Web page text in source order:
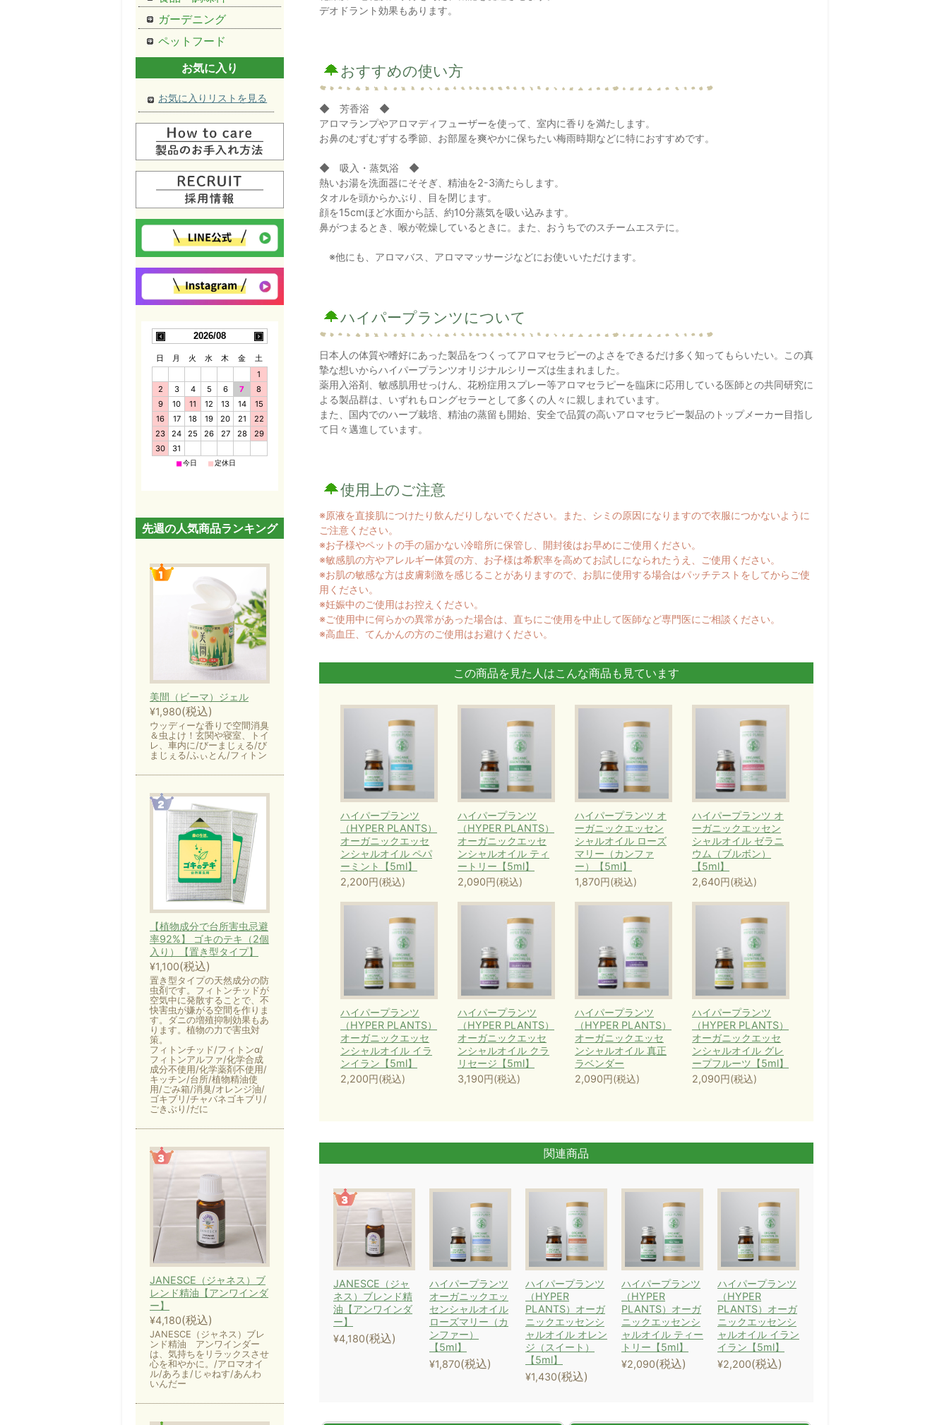
デオドラント効果もあります。
おすすめの使い方
◆ 芳香浴 ◆
アロマランプやアロマディフューザーを使って、室内に香りを満たします。
お鼻のむずむずする季節、お部屋を爽やかに保ちたい梅雨時期などに特におすすめです。
◆ 吸入・蒸気浴 ◆
熱いお湯を洗面器にそそぎ、精油を2-3滴たらします。
タオルを頭からかぶり、目を閉じます。
顔を15cmほど水面から話、約10分蒸気を吸い込みます。
鼻がつまるとき、喉が乾燥しているときに。また、おうちでのスチームエステに。
※他にも、アロマバス、アロママッサージなどにお使いいただけます。
ハイパープランツについて
日本人の体質や嗜好にあった製品をつくってアロマセラピーのよさをできるだけ多く知ってもらいたい。この真
摯な想いからハイパープランツオリジナルシリーズは生まれました。
薬用入浴剤、敏感肌用せっけん、花粉症用スプレー等アロマセラピーを臨床に応用している医師との共同研究に
よる製品群は、いずれもロングセラーとして多くの人々に親しまれています。
また、国内でのハーブ栽培、精油の蒸留も開始、安全で品質の高いアロマセラピー製品のトップメーカー目指し
て日々邁進しています。
使用上のご注意
※原液を直接肌につけたり飲んだりしないでください。また、シミの原因になりますので衣服につかないように
ご注意ください。
※お子様やペットの手の届かない冷暗所に保管し、開封後はお早めにご使用ください。
※敏感肌の方やアレルギー体質の方、お子様は希釈率を高めてお試しになられたうえ、ご使用ください。
※お肌の敏感な方は皮膚刺激を感じることがありますので、お肌に使用する場合はパッチテストをしてからご使
用ください。
※妊娠中のご使用はお控えください。
※ご使用中に何らかの異常があった場合は、直ちにご使用を中止して医師など専門医にご相談ください。
※高血圧、てんかんの方のご使用はお避けください。
この商品を見た人はこんな商品も見ています
ハイパープランツ
（HYPER PLANTS）
オーガニックエッセ
ンシャルオイル ペパ
ーミント【5ml】
2,200円(税込)
ハイパープランツ
（HYPER PLANTS）
オーガニックエッセ
ンシャルオイル ティ
ートリー【5ml】
2,090円(税込)
ハイパープランツ オ
ーガニックエッセン
シャルオイル ローズ
マリー（カンファ
ー）【5ml】
1,870円(税込)
ハイパープランツ オ
ーガニックエッセン
シャルオイル ゼラニ
ウム（ブルボン）
【5ml】
2,640円(税込)
ハイパープランツ
（HYPER PLANTS）
オーガニックエッセ
ンシャルオイル イラ
ンイラン【5ml】
2,200円(税込)
ハイパープランツ
（HYPER PLANTS）
オーガニックエッセ
ンシャルオイル クラ
リセージ【5ml】
3,190円(税込)
ハイパープランツ
（HYPER PLANTS）
オーガニックエッセ
ンシャルオイル 真正
ラベンダー
2,090円(税込)
ハイパープランツ
（HYPER PLANTS）
オーガニックエッセ
ンシャルオイル グレ
ープフルーツ【5ml】
2,090円(税込)
関連商品
JANESCE（ジャ
ネス）ブレンド精
油【アンワインダ
ー】
¥4,180(税込)
ハイパープランツ
オーガニックエッ
センシャルオイル
ローズマリー（カ
ンファー）
【5ml】
¥1,870(税込)
ハイパープランツ
（HYPER
PLANTS）オーガ
ニックエッセンシ
ャルオイル オレン
ジ（スイート）
【5ml】
¥1,430(税込)
ハイパープランツ
（HYPER
PLANTS）オーガ
ニックエッセンシ
ャルオイル ティー
トリー【5ml】
¥2,090(税込)
ハイパープランツ
（HYPER
PLANTS）オーガ
ニックエッセンシ
ャルオイル イラン
イラン【5ml】
¥2,200(税込)
ガーデニング
ペットフード
お気に入り
お気に入りリストを見る
2026/08
日 月 火 水 木 金
土
1
2
3 4 5 6 7
8
9
10 11 12 13 14
15
16
17 18 19 20 21
22
23
24 25 26 27 28
29
30
31
■今日 ■定休日
先週の人気商品ランキング
美間（ビーマ）ジェル
¥1,980(税込)
ウッディーな香りで空間消臭
＆虫よけ！玄関や寝室、トイ
レ、車内に/びーまじぇる/び
まじぇる/ふぃとん/フィトン
【植物成分で台所害虫忌避
率92%】 ゴキのテキ（2個
入り）【置き型タイプ】
¥1,100(税込)
置き型タイプの天然成分の防
虫剤です。フィトンチッドが
空気中に発散することで、不
快害虫が嫌がる空間を作りま
す。ダニの増殖抑制効果もあ
ります。植物の力で害虫対
策。
フィトンチッド/フィトンα/
フィトンアルファ/化学合成
成分不使用/化学薬剤不使用/
キッチン/台所/植物精油使
用/ごみ箱/消臭/オレンジ油/
ゴキブリ/チャバネゴキブリ/
ごきぶり/だに
JANESCE（ジャネス）ブ
レンド精油【アンワインダ
ー】
¥4,180(税込)
JANESCE（ジャネス）ブレ
ンド精油 アンワインダー
は、気持ちをリラックスさせ
心を和やかに。/アロマオイ
ル/あろま/じゃねす/あんわ
いんだー